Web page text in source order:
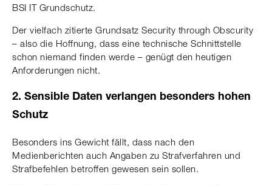
BSI IT Grundschutz.
Der vielfach zitierte Grundsatz Security through Obscurity
– also die Hoffnung, dass eine technische Schnittstelle
schon niemand finden werde – genügt den heutigen
Anforderungen nicht.
2. Sensible Daten verlangen besonders hohen
Schutz
Besonders ins Gewicht fällt, dass nach den
Medienberichten auch Angaben zu Strafverfahren und
Strafbefehlen betroffen gewesen sein sollen.